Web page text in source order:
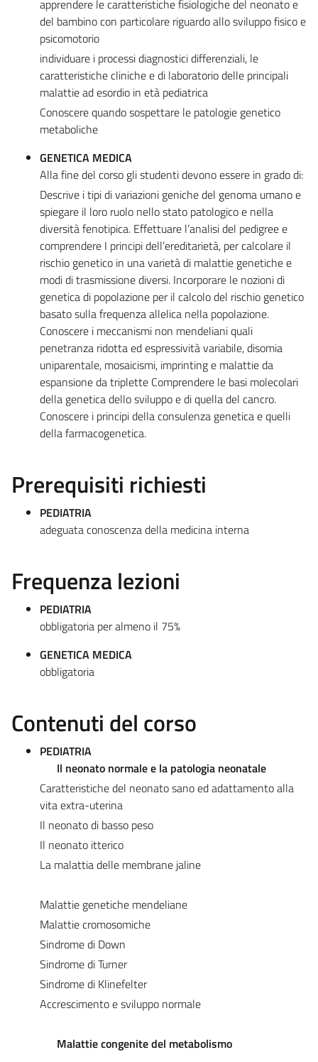
apprendere le caratteristiche fisiologiche del neonato e
del bambino con particolare riguardo allo sviluppo fisico e
psicomotorio
individuare i processi diagnostici differenziali, le
caratteristiche cliniche e di laboratorio delle principali
malattie ad esordio in età pediatrica
Conoscere quando sospettare le patologie genetico
metaboliche
GENETICA MEDICA
Alla fine del corso gli studenti devono essere in grado di:
Descrive i tipi di variazioni geniche del genoma umano e
spiegare il loro ruolo nello stato patologico e nella
diversità fenotipica. Effettuare l’analisi del pedigree e
comprendere I principi dell’ereditarietà, per calcolare il
rischio genetico in una varietà di malattie genetiche e
modi di trasmissione diversi. Incorporare le nozioni di
genetica di popolazione per il calcolo del rischio genetico
basato sulla frequenza allelica nella popolazione.
Conoscere i meccanismi non mendeliani quali
penetranza ridotta ed espressività variabile, disomia
uniparentale, mosaicismi, imprinting e malattie da
espansione da triplette Comprendere le basi molecolari
della genetica dello sviluppo e di quella del cancro.
Conoscere i principi della consulenza genetica e quelli
della farmacogenetica.
Prerequisiti richiesti
PEDIATRIA
adeguata conoscenza della medicina interna
Frequenza lezioni
PEDIATRIA
obbligatoria per almeno il 75%
GENETICA MEDICA
obbligatoria
Contenuti del corso
PEDIATRIA
Il neonato normale e la patologia neonatale
Caratteristiche del neonato sano ed adattamento alla
vita extra-uterina
Il neonato di basso peso
Il neonato itterico
La malattia delle membrane jaline
Malattie genetiche mendeliane
Malattie cromosomiche
Sindrome di Down
Sindrome di Turner
Sindrome di Klinefelter
Accrescimento e sviluppo normale
Malattie congenite del metabolismo